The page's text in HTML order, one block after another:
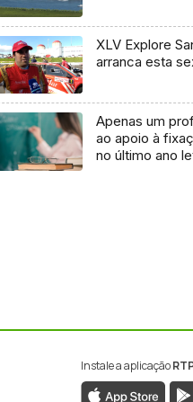
XLV Explore
arranca esta
Apenas um
ao apoio à
no último ano
Instale a aplicação